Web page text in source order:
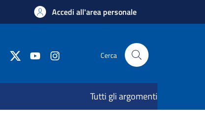
Accedi all'area personale
Cerca
Tutti gli argomenti